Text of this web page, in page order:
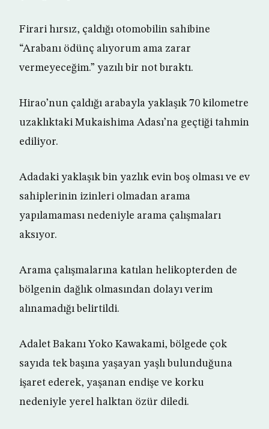
Firari hırsız, çaldığı otomobilin sahibine
“Arabanı ödünç alıyorum ama zarar
vermeyeceğim.” yazılı bir not bıraktı.
Hirao’nun çaldığı arabayla yaklaşık 70 kilometre
uzaklıktaki Mukaishima Adası’na geçtiği tahmin
ediliyor.
Adadaki yaklaşık bin yazlık evin boş olması ve ev
sahiplerinin izinleri olmadan arama
yapılamaması nedeniyle arama çalışmaları
aksıyor.
Arama çalışmalarına katılan helikopterden de
bölgenin dağlık olmasından dolayı verim
alınamadığı belirtildi.
Adalet Bakanı Yoko Kawakami, bölgede çok
sayıda tek başına yaşayan yaşlı bulunduğuna
işaret ederek, yaşanan endişe ve korku
nedeniyle yerel halktan özür diledi.